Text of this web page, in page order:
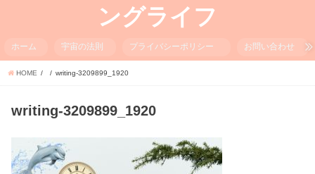
ングライフ
ホーム 宇宙の法則 プライバシーポリシー お問い合わせ
HOME writing-3209899_1920
writing-3209899_1920